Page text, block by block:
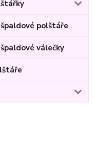
polštáře
válečky